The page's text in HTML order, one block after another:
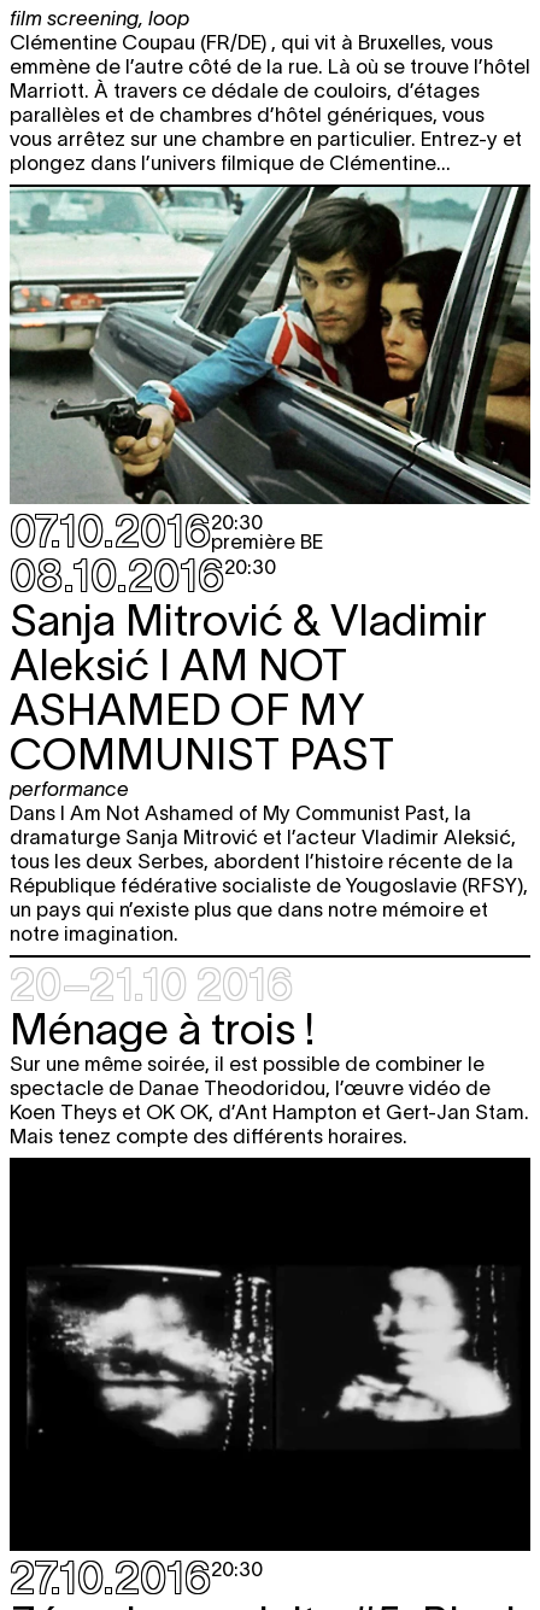
film screening, loop
Clémentine Coupau (FR/DE) , qui vit à Bruxelles, vous
emmène de l’autre côté de la rue. Là où se trouve l’hôtel
Marriott. À travers ce dédale de couloirs, d’étages
parallèles et de chambres d’hôtel génériques, vous
vous arrêtez sur une chambre en particulier. Entrez-y et
plongez dans l’univers filmique de Clémentine...
07.10.201620:30
première BE
08.10.201620:30
Sanja Mitrović & Vladimir
Aleksić I AM NOT
ASHAMED OF MY
COMMUNIST PAST
performance
Dans I Am Not Ashamed of My Communist Past, la
dramaturge Sanja Mitrović et l’acteur Vladimir Aleksić,
tous les deux Serbes, abordent l’histoire récente de la
République fédérative socialiste de Yougoslavie (RFSY),
un pays qui n’existe plus que dans notre mémoire et
notre imagination.
20–21.10 2016
Ménage à trois !
Sur une même soirée, il est possible de combiner le
spectacle de Danae Theodoridou, l’œuvre vidéo de
Koen Theys et OK OK, d’Ant Hampton et Gert-Jan Stam.
Mais tenez compte des différents horaires.
27.10.201620:30